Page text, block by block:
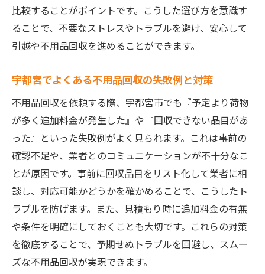
比較することがポイントです。こうした選び方を意識す
ることで、不要なストレスやトラブルを避け、安心して
引越や不用品回収を進めることができます。
宇都宮でよくある不用品回収の失敗例と対策
不用品回収を依頼する際、宇都宮市でも『予定より荷物
が多く追加料金が発生した』や『回収できない品目があ
った』といった失敗例がよく見られます。これは事前の
確認不足や、業者とのコミュニケーションが不十分なこ
とが原因です。事前に回収品目をリスト化して業者に相
談し、対応可能かどうかを確かめることで、こうしたト
ラブルを防げます。また、見積もり時に追加料金の有無
や条件を明確にしておくことも大切です。これらの対策
を徹底することで、予期せぬトラブルを回避し、スムー
ズな不用品回収が実現できます。